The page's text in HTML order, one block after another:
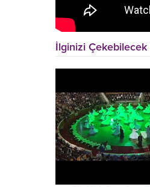
İlginizi